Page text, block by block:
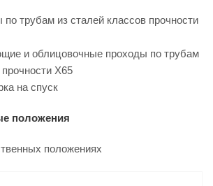
трубам из сталей классов прочности
и облицовочные проходы по трубам
X65
на спуск
положения
положениях